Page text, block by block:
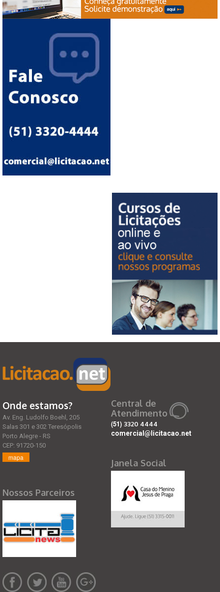
Onde estamos?
Av. Eng. Ludolfo Boehl, 205
Salas 301 e 302 Teresópolis
Porto Alegre - RS
CEP: 91720-150
mapa
Nossos Parceiros
Central de
Atendimento
(51) 3320 4444
comercial@licitacao.net
Janela Social